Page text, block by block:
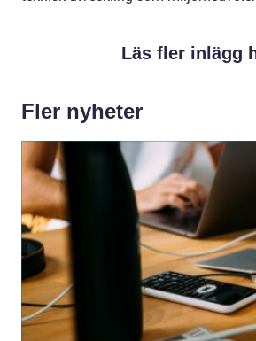
Läs fler inlägg
Fler nyheter